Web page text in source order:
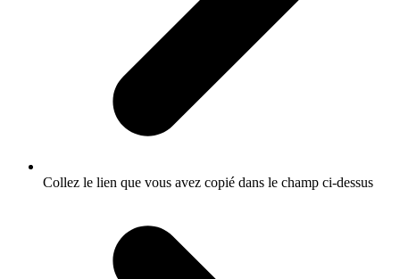
Collez le lien que vous avez copié dans le champ ci-dessus